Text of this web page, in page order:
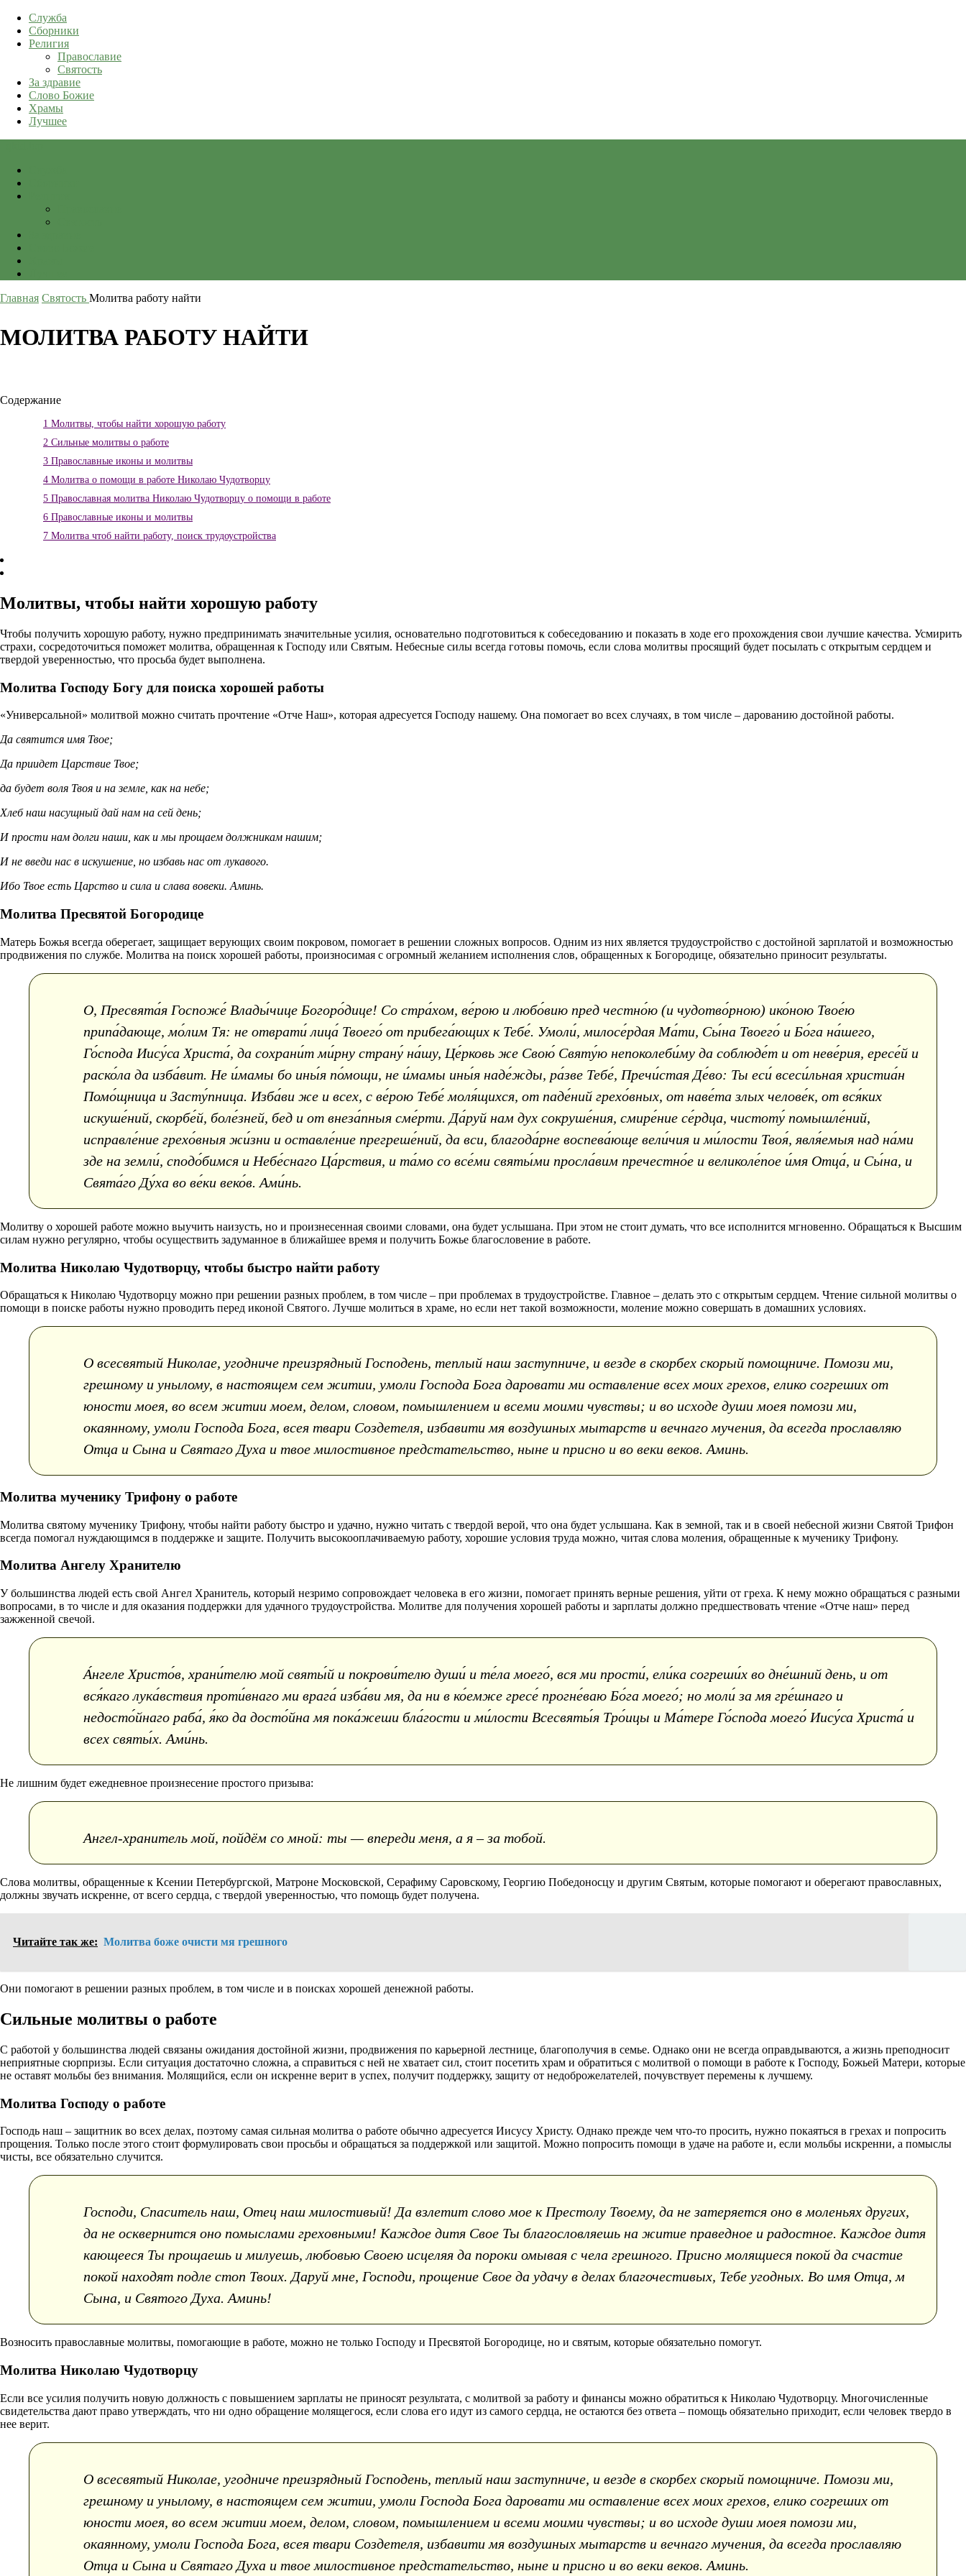
Служба
Сборники
Религия
Православие
Святость
За здравие
Слово Божие
Храмы
Лучшее
Главная Святость Молитва работу найти
МОЛИТВА РАБОТУ НАЙТИ
Содержание
1 Молитвы, чтобы найти хорошую работу
2 Сильные молитвы о работе
3 Православные иконы и молитвы
4 Молитва о помощи в работе Николаю Чудотворцу
5 Православная молитва Николаю Чудотворцу о помощи в работе
6 Православные иконы и молитвы
7 Молитва чтоб найти работу, поиск трудоустройства
Молитвы, чтобы найти хорошую работу
Чтобы получить хорошую работу, нужно предпринимать значительные усилия, основательно подготовиться к собеседованию и показать в ходе его прохождения свои лучшие качества. Усмирить
страхи, сосредоточиться поможет молитва, обращенная к Господу или Святым. Небесные силы всегда готовы помочь, если слова молитвы просящий будет посылать с открытым сердцем и
твердой уверенностью, что просьба будет выполнена.
Молитва Господу Богу для поиска хорошей работы
«Универсальной» молитвой можно считать прочтение «Отче Наш», которая адресуется Господу нашему. Она помогает во всех случаях, в том числе – дарованию достойной работы.
Да святится имя Твое;
Да приидет Царствие Твое;
да будет воля Твоя и на земле, как на небе;
Хлеб наш насущный дай нам на сей день;
И прости нам долги наши, как и мы прощаем должникам нашим;
И не введи нас в искушение, но избавь нас от лукавого.
Ибо Твое есть Царство и сила и слава вовеки. Аминь.
Молитва Пресвятой Богородице
Матерь Божья всегда оберегает, защищает верующих своим покровом, помогает в решении сложных вопросов. Одним из них является трудоустройство с достойной зарплатой и возможностью
продвижения по службе. Молитва на поиск хорошей работы, произносимая с огромный желанием исполнения слов, обращенных к Богородице, обязательно приносит результаты.
О, Пресвята́я Госпоже́ Влады́чице Богоро́дице! Со стра́хом, ве́рою и любо́вию пред честно́ю (и чудотво́рною) ико́ною Твое́ю
припа́дающе, мо́лим Тя: не отврати́ лица́ Твоего́ от прибега́ющих к Тебе́. Умоли́, милосе́рдая Ма́ти, Сы́на Твоего́ и Бо́га на́шего,
Го́спода Иису́са Христа́, да сохрани́т ми́рну страну́ на́шу, Це́рковь же Свою́ Святу́ю непоколеби́му да соблюде́т и от неве́рия, ересе́й и
раско́ла да изба́вит. Не и́мамы бо ины́я по́мощи, не и́мамы ины́я наде́жды, ра́зве Тебе́, Пречи́стая Де́во: Ты еси́ всеси́льная христиа́н
Помо́щница и Засту́пница. Изба́ви же и всех, с ве́рою Тебе́ моля́щихся, от паде́ний грехо́вных, от наве́та злых челове́к, от вся́ких
искуше́ний, скорбе́й, боле́зней, бед и от внеза́пныя сме́рти. Да́руй нам дух сокруше́ния, смире́ние се́рдца, чистоту́ помышле́ний,
исправле́ние грехо́вныя жи́зни и оставле́ние прегреше́ний, да вси, благода́рне воспева́юще вели́чия и ми́лости Твоя́, явля́емыя над на́ми
зде на земли́, сподо́бимся и Небе́снаго Ца́рствия, и та́мо со все́ми святы́ми просла́вим пречестно́е и великоле́пое и́мя Отца́, и Сы́на, и
Свята́го Ду́ха во ве́ки веко́в. Ами́нь.
Молитву о хорошей работе можно выучить наизусть, но и произнесенная своими словами, она будет услышана. При этом не стоит думать, что все исполнится мгновенно. Обращаться к Высшим
силам нужно регулярно, чтобы осуществить задуманное в ближайшее время и получить Божье благословение в работе.
Молитва Николаю Чудотворцу, чтобы быстро найти работу
Обращаться к Николаю Чудотворцу можно при решении разных проблем, в том числе – при проблемах в трудоустройстве. Главное – делать это с открытым сердцем. Чтение сильной молитвы о
помощи в поиске работы нужно проводить перед иконой Святого. Лучше молиться в храме, но если нет такой возможности, моление можно совершать в домашних условиях.
О всесвятый Николае, угодниче преизрядный Господень, теплый наш заступниче, и везде в скорбех скорый помощниче. Помози ми,
грешному и унылому, в настоящем сем житии, умоли Господа Бога даровати ми оставление всех моих грехов, елико согреших от
юности моея, во всем житии моем, делом, словом, помышлением и всеми моими чувствы; и во исходе души моея помози ми,
окаянному, умоли Господа Бога, всея твари Создетеля, избавити мя воздушных мытарств и вечнаго мучения, да всегда прославляю
Отца и Сына и Святаго Духа и твое милостивное предстательство, ныне и присно и во веки веков. Аминь.
Молитва мученику Трифону о работе
Молитва святому мученику Трифону, чтобы найти работу быстро и удачно, нужно читать с твердой верой, что она будет услышана. Как в земной, так и в своей небесной жизни Святой Трифон
всегда помогал нуждающимся в поддержке и защите. Получить высокооплачиваемую работу, хорошие условия труда можно, читая слова моления, обращенные к мученику Трифону.
Молитва Ангелу Хранителю
У большинства людей есть свой Ангел Хранитель, который незримо сопровождает человека в его жизни, помогает принять верные решения, уйти от греха. К нему можно обращаться с разными
вопросами, в то числе и для оказания поддержки для удачного трудоустройства. Молитве для получения хорошей работы и зарплаты должно предшествовать чтение «Отче наш» перед
зажженной свечой.
А́нгеле Христо́в, храни́телю мой святы́й и покрови́телю души́ и те́ла моего́, вся ми прости́, ели́ка согреши́х во дне́шний день, и от
вся́каго лука́вствия проти́внаго ми врага́ изба́ви мя, да ни в ко́емже гресе́ прогне́ваю Бо́га моего́; но моли́ за мя гре́шнаго и
недосто́йнаго раба́, я́ко да досто́йна мя пока́жеши бла́гости и ми́лости Всесвяты́я Тро́ицы и Ма́тере Го́спода моего́ Иису́са Христа́ и
всех святы́х. Ами́нь.
Не лишним будет ежедневное произнесение простого призыва:
Ангел-хранитель мой, пойдём со мной: ты — впереди меня, а я – за тобой.
Слова молитвы, обращенные к Ксении Петербургской, Матроне Московской, Серафиму Саровскому, Георгию Победоносцу и другим Святым, которые помогают и оберегают православных,
должны звучать искренне, от всего сердца, с твердой уверенностью, что помощь будет получена.
Читайте так же: Молитва боже очисти мя грешного
Они помогают в решении разных проблем, в том числе и в поисках хорошей денежной работы.
Сильные молитвы о работе
С работой у большинства людей связаны ожидания достойной жизни, продвижения по карьерной лестнице, благополучия в семье. Однако они не всегда оправдываются, а жизнь преподносит
неприятные сюрпризы. Если ситуация достаточно сложна, а справиться с ней не хватает сил, стоит посетить храм и обратиться с молитвой о помощи в работе к Господу, Божьей Матери, которые
не оставят мольбы без внимания. Молящийся, если он искренне верит в успех, получит поддержку, защиту от недоброжелателей, почувствует перемены к лучшему.
Молитва Господу о работе
Господь наш – защитник во всех делах, поэтому самая сильная молитва о работе обычно адресуется Иисусу Христу. Однако прежде чем что-то просить, нужно покаяться в грехах и попросить
прощения. Только после этого стоит формулировать свои просьбы и обращаться за поддержкой или защитой. Можно попросить помощи в удаче на работе и, если мольбы искренни, а помыслы
чисты, все обязательно случится.
Господи, Спаситель наш, Отец наш милостивый! Да взлетит слово мое к Престолу Твоему, да не затеряется оно в моленьях других,
да не осквернится оно помыслами греховными! Каждое дитя Свое Ты благословляешь на житие праведное и радостное. Каждое дитя
кающееся Ты прощаешь и милуешь, любовью Своею исцеляя да пороки омывая с чела грешного. Присно молящиеся покой да счастие
покой находят подле стоп Твоих. Даруй мне, Господи, прощение Свое да удачу в делах благочестивых, Тебе угодных. Во имя Отца, м
Сына, и Святого Духа. Аминь!
Возносить православные молитвы, помогающие в работе, можно не только Господу и Пресвятой Богородице, но и святым, которые обязательно помогут.
Молитва Николаю Чудотворцу
Если все усилия получить новую должность с повышением зарплаты не приносят результата, с молитвой за работу и финансы можно обратиться к Николаю Чудотворцу. Многочисленные
свидетельства дают право утверждать, что ни одно обращение молящегося, если слова его идут из самого сердца, не остаются без ответа – помощь обязательно приходит, если человек твердо в
нее верит.
О всесвятый Николае, угодниче преизрядный Господень, теплый наш заступниче, и везде в скорбех скорый помощниче. Помози ми,
грешному и унылому, в настоящем сем житии, умоли Господа Бога даровати ми оставление всех моих грехов, елико согреших от
юности моея, во всем житии моем, делом, словом, помышлением и всеми моими чувствы; и во исходе души моея помози ми,
окаянному, умоли Господа Бога, всея твари Создетеля, избавити мя воздушных мытарств и вечнаго мучения, да всегда прославляю
Отца и Сына и Святаго Духа и твое милостивное предстательство, ныне и присно и во веки веков. Аминь.